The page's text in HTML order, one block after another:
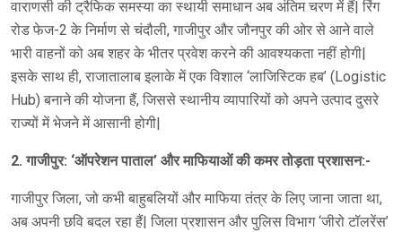
वाराणसी की ट्रैफिक समस्या का स्थायी समाधान अब अंतिम चरण में हैं| रिंग
रोड फेज-2 के निर्माण से चंदौली, गाजीपुर और जौनपुर की ओर से आने वाले
भारी वाहनों को अब शहर के भीतर प्रवेश करने की आवश्यकता नहीं होगी|
इसके साथ ही, राजातालाब इलाके में एक विशाल ‘लाजिस्टिक हब’ (Logistic
Hub) बनाने की योजना हैं, जिससे स्थानीय व्यापारियों को अपने उत्पाद दुसरे
राज्यों में भेजने में आसानी होगी|
2. गाजीपुर: ‘ऑपरेशन पाताल’ और माफियाओं की कमर तोड़ता प्रशासन:-
गाजीपुर जिला, जो कभी बाहुबलियों और माफिया तंत्र के लिए जाना जाता था,
अब अपनी छवि बदल रहा हैं| जिला प्रशासन और पुलिस विभाग ‘जीरो टॉलरेंस’